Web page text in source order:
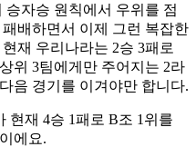
자승 원칙에서 우위를 점
배하면서 이제 그런 복잡한
재 우리나라는 2승 3패로
위 3팀에게만 주어지는 2라
음 경기를 이겨야만 합니다.
현재 4승 1패로 B조 1위를
에요.